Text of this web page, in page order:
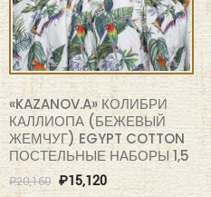
«KAZANOV.A» КОЛИБРИ
КАЛЛИОПА (БЕЖЕВЫЙ
ЖЕМЧУГ) EGYPT COTTON
ПОСТЕЛЬНЫЕ НАБОРЫ 1,5
₽20,160 ₽15,120